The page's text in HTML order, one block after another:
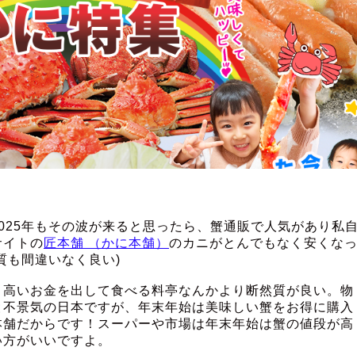
年もその波が来ると思ったら、蟹通販で人気があり私自
トの匠本舗 （かに本舗） のカニがとんでもなく安くなっ
も間違いなく良い)
いお金を出して食べる料亭なんかより断然質が良い。物
景気の日本ですが、年末年始は美味しい蟹をお得に購入
だからです！スーパーや市場は年末年始は蟹の値段が高
がいいですよ。